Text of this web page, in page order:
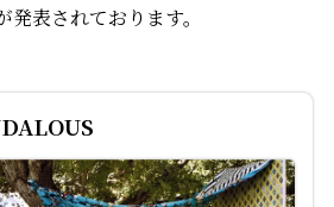
表されております。